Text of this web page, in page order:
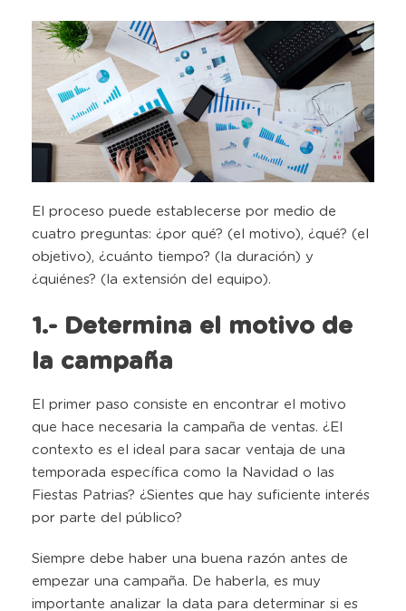
El proceso puede establecerse por medio de
cuatro preguntas: ¿por qué? (el motivo), ¿qué? (el
objetivo), ¿cuánto tiempo? (la duración) y
¿quiénes? (la extensión del equipo).
1.- Determina el motivo de
la campaña
El primer paso consiste en encontrar el motivo
que hace necesaria la campaña de ventas. ¿El
contexto es el ideal para sacar ventaja de una
temporada específica como la Navidad o las
Fiestas Patrias? ¿Sientes que hay suficiente interés
por parte del público?
Siempre debe haber una buena razón antes de
empezar una campaña. De haberla, es muy
importante analizar la data para determinar si es